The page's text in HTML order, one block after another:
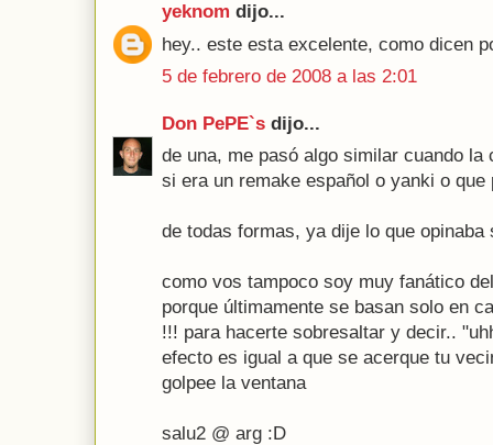
yeknom dijo...
hey.. este esta excelente, como dicen
5 de febrero de 2008 a las 2:01
Don PePE`s dijo...
de una, me pasó algo similar cuando la
si era un remake español o yanki o que
de todas formas, ya dije lo que opinaba
como vos tampoco soy muy fanático
porque últimamente se basan solo en
!!! para hacerte sobresaltar y decir..
efecto es igual a que se acerque tu
golpee la ventana
salu2 @ arg :D